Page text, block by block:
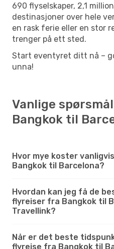
690 flyselskaper, 2,1
destinasjoner over hele
en rask ferie eller en stor
trenger på ett sted.
Start eventyret ditt nå –
unna!
Vanlige
Bangkok til
Hvor mye koster
Bangkok til Barcelona?
Hvordan kan jeg få de
flyreiser fra Bangkok til
Travellink?
Når er det beste
flyreise fra Bangkok til